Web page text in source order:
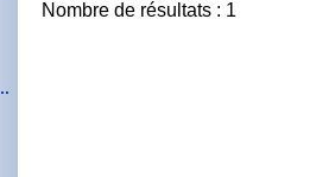
Nombre de résultats : 1